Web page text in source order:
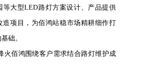
等大型LED路灯方案设计、产品提供
造项目，为佰鸿站稳市场精耕细作打
础。
火佰鸿围绕客户需求结合路灯维护成